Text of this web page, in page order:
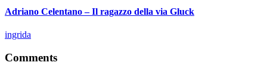
Adriano Celentano – Il ragazzo della via Gluck
Posted
ingrida
Comments